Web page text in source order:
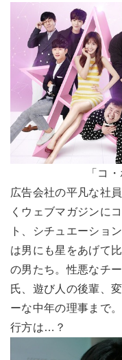
「コ
広告会社の平凡な社
くウェブマガジンに
ト、シチュエーショ
は男にも星をあげて
の男たち。性悪なチ
氏、遊び人の後輩、
ーな中年の理事まで
行方は…？